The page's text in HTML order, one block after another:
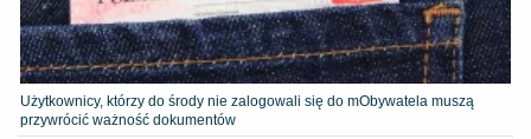
Użytkownicy, którzy do środy nie zalogowali się do mObywatela muszą
przywrócić ważność dokumentów